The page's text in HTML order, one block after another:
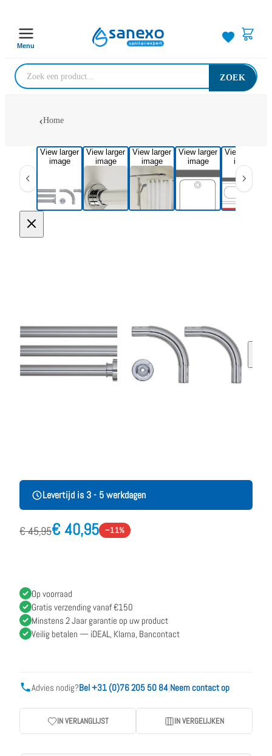
Menu
ZOEK
Home
View larger
image
View larger
image
View larger
image
View larger
image
View larger
image
Levertijd is 3 - 5 werkdagen
€ 45,95€ 40,95 −11%
Op voorraad
Gratis verzending vanaf €150
Minstens 2 Jaar garantie op uw product
Veilig betalen — iDEAL, Klarna, Bancontact
Advies nodig?Bel +31 (0)76 205 50 84|Neem contact op
IN VERLANGLIJST IN VERGELIJKEN